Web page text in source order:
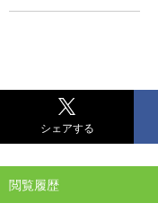
シェアする
閲覧履歴